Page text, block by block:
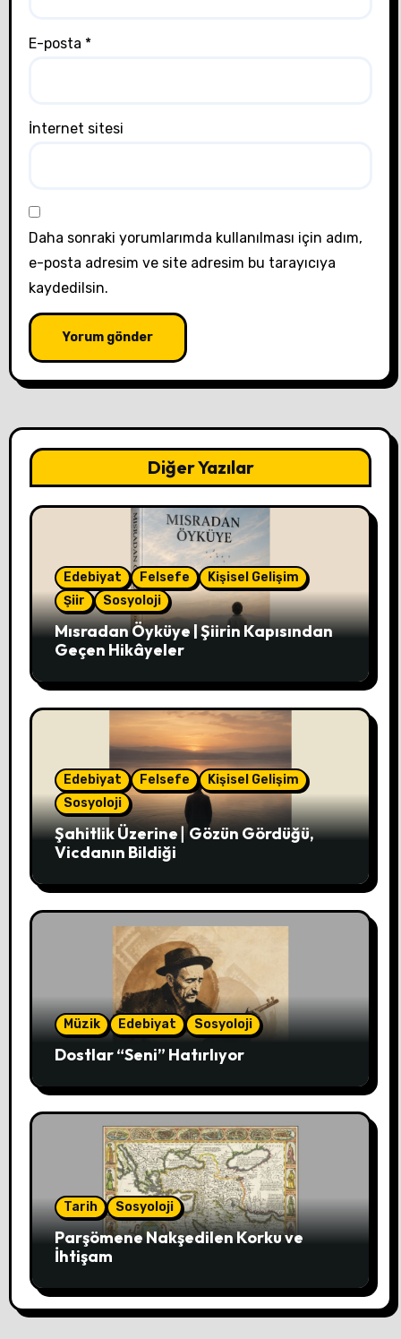
E-posta *
İnternet sitesi
Daha sonraki yorumlarımda kullanılması için adım,
e-posta adresim ve site adresim bu tarayıcıya
kaydedilsin.
Diğer Yazılar
Edebiyat Felsefe
Kişisel Gelişim
Şiir
Sosyoloji
Mısradan Öyküye | Şiirin Kapısından
Geçen Hikâyeler
Edebiyat Felsefe
Kişisel Gelişim
Sosyoloji
Şahitlik Üzerine∣ Gözün Gördüğü,
Vicdanın Bildiği
Müzik Edebiyat Sosyoloji
Dostlar “Seni” Hatırlıyor
Tarih Sosyoloji
Parşömene Nakşedilen Korku ve
İhtişam